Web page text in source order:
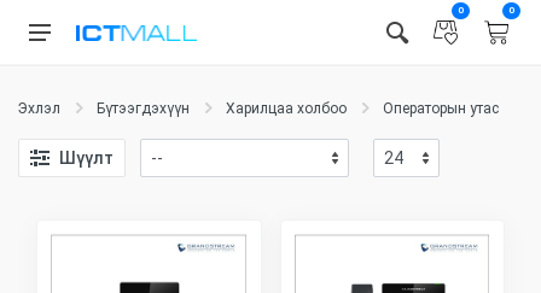
0 0
Эхлэл Бүтээгдэхүүн Харилцаа холбоо Операторын утас
Шүүлт